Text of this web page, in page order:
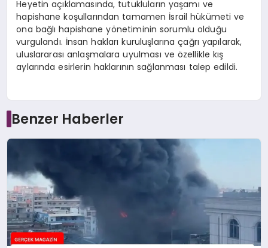
Heyetin açıklamasında, tutukluların yaşamı ve
hapishane koşullarından tamamen İsrail hükümeti ve
ona bağlı hapishane yönetiminin sorumlu olduğu
vurgulandı. İnsan hakları kuruluşlarına çağrı yapılarak,
uluslararası anlaşmalara uyulması ve özellikle kış
aylarında esirlerin haklarının sağlanması talep edildi.
Benzer Haberler